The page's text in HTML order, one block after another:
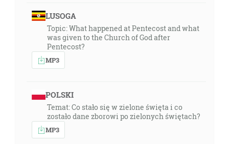
LUSOGA
Topic: What happened at Pentecost and what
was given to the Church of God after
Pentecost?
MP3
POLSKI
Temat: Co stało się w zielone święta i co
zostało dane zborowi po zielonych świętach?
MP3